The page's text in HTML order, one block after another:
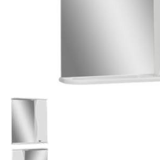
ПРИХОЖЕЙ
КОМПЬЮТЕРНЫЕ
СТОЛЫ